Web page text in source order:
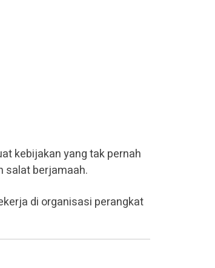
kebijakan yang tak pernah
salat berjamaah.
di organisasi perangkat